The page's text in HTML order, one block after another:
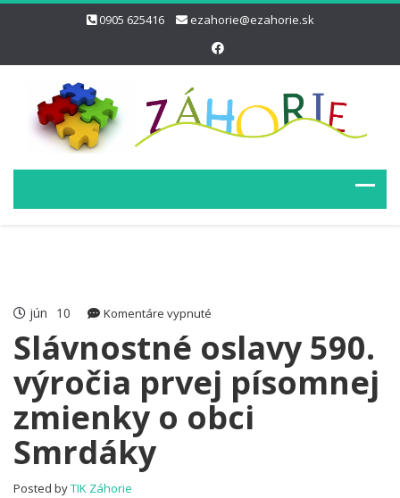
0905 625416 ezahorie@ezahorie.sk
jún 10 Komentáre vypnuté
oslavy
590.
výročia
prvej
písomnej
Slávnostné oslavy 590.
výročia prvej písomnej
zmienky o obci
Smrdáky
Posted byTIK Záhorie